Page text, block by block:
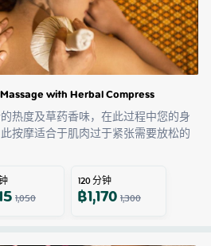
with Herbal Compress
热度及草药香味，在此过程中您的身
按摩适合于肌肉过于紧张需要放松的
1,050
120分钟
฿1,1701,300